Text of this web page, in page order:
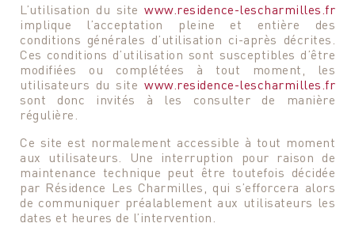
L’utilisation du site www.residence-lescharmilles.fr
implique l’acceptation pleine et entière des
conditions générales d’utilisation ci-après décrites.
Ces conditions d’utilisation sont susceptibles d’être
modifiées ou complétées à tout moment, les
utilisateurs du site www.residence-lescharmilles.fr
sont donc invités à les consulter de manière
régulière.
Ce site est normalement accessible à tout moment
aux utilisateurs. Une interruption pour raison de
maintenance technique peut être toutefois décidée
par Résidence Les Charmilles, qui s’efforcera alors
de communiquer préalablement aux utilisateurs les
dates et heures de l’intervention.